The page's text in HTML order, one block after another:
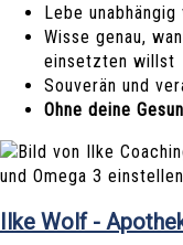
Lebe
Wisse genau,
einsetzten willst
Souverän und
Ohne deine
Ilke Wolf -